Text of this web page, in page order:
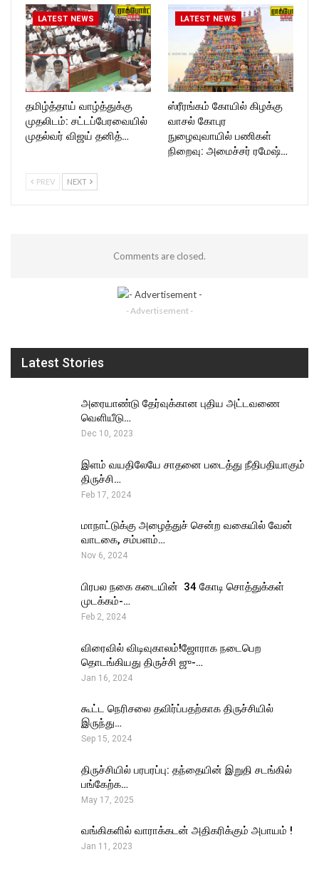
LATEST NEWS
தமிழ்த்தாய் வாழ்த்துக்கு
முதலிடம்: சட்டப்பேரவையில்
முதல்வர் விஜய் தனித்…
LATEST NEWS
ஸ்ரீரங்கம் கோயில் கிழக்கு
வாசல் கோபுர
நுழைவுவாயில் பணிகள்
நிறைவு: அமைச்சர் ரமேஷ்…
PREV NEXT
Comments are closed.
- Advertisement -
Latest Stories
அரையாண்டு தேர்வுக்கான புதிய அட்டவணை
வெளியீடு…
Dec 10, 2023
இளம் வயதிலேயே சாதனை படைத்து நீதிபதியாகும்
திருச்சி…
Feb 17, 2024
மாநாட்டுக்கு அழைத்துச் சென்ற வகையில் வேன்
வாடகை, சம்பளம்…
Nov 6, 2024
பிரபல நகை கடையின் ₹ 34 கோடி சொத்துக்கள்
முடக்கம்-…
Feb 2, 2024
விரைவில் விடிவுகாலம்!ஜோராக நடைபெற
தொடங்கியது திருச்சி ஜு-…
Jan 16, 2024
கூட்ட நெரிசலை தவிர்ப்பதற்காக திருச்சியில்
இருந்து…
Sep 15, 2024
திருச்சியில் பரபரப்பு: தந்தையின் இறுதி சடங்கில்
பங்கேற்க…
May 17, 2025
வங்கிகளில் வாராக்கடன் அதிகரிக்கும் அபாயம் !
Jan 11, 2023